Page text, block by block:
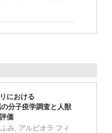
における
分子疫学調査と人獣
価
み, アルビオラ フィ